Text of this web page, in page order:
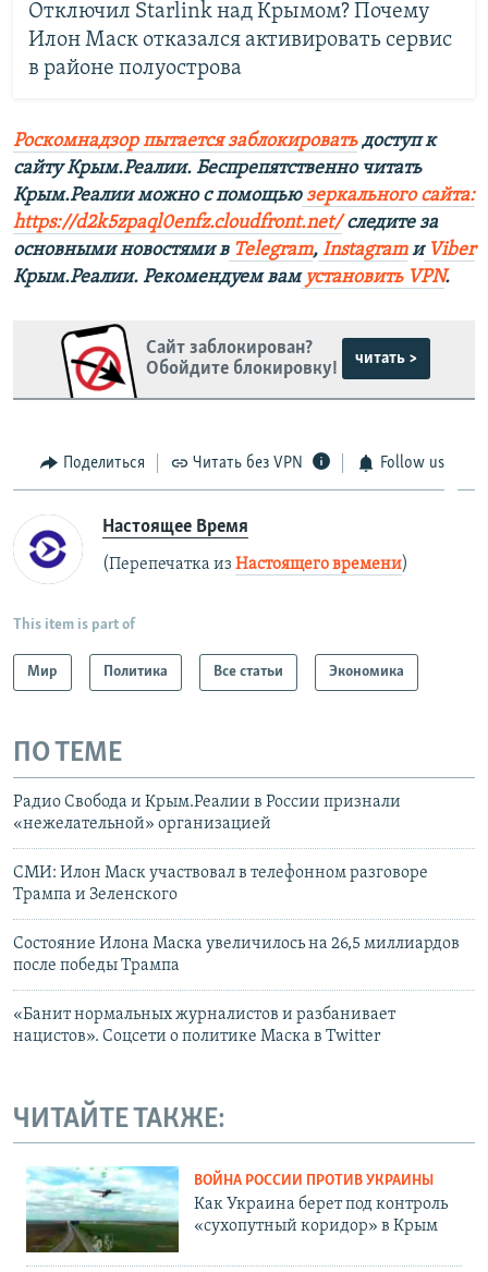
Отключил Starlink над Крымом? Почему
Илон Маск отказался активировать сервис
в районе полуострова
Роскомнадзор пытается заблокировать доступ к
сайту Крым.Реалии. Беспрепятственно читать
Крым.Реалии можно с помощью зеркального сайта:
https://d2k5zpaql0enfz.cloudfront.net/следите за
основными новостями в Telegram, Instagramи Viber
Крым.Реалии. Рекомендуем вам установить VPN.
Сайт заблокирован?
Обойдите блокировку!
читать >
Поделиться Читать без VPN Follow us
Настоящее Время
(Перепечатка из Настоящего времени)
This item is part of
Мир Политика Все статьи Экономика
ПО ТЕМЕ
Радио Свобода и Крым.Реалии в России признали
«нежелательной» организацией
СМИ: Илон Маск участвовал в телефонном разговоре
Трампа и Зеленского
Состояние Илона Маска увеличилось на 26,5 миллиардов
после победы Трампа
«Банит нормальных журналистов и разбанивает
нацистов». Соцсети о политике Маска в Twitter
ЧИТАЙТЕ ТАКЖЕ:
ВОЙНА РОССИИ ПРОТИВ УКРАИНЫ
Как Украина берет под контроль
«сухопутный коридор» в Крым